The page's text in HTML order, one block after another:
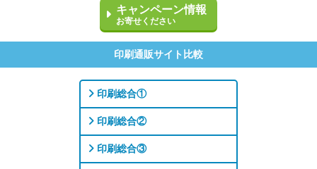
キャンペーン情報
お寄せください
印刷通販サイト比較
印刷総合①
印刷総合②
印刷総合③